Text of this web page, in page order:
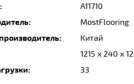
A11710
MostFlooring
Китай
1215 x 240 x 12
33